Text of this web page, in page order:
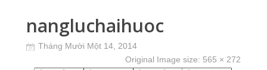
nangluchaihuoc
Tháng Mười Một 14, 2014
Original Image size: 565 × 272